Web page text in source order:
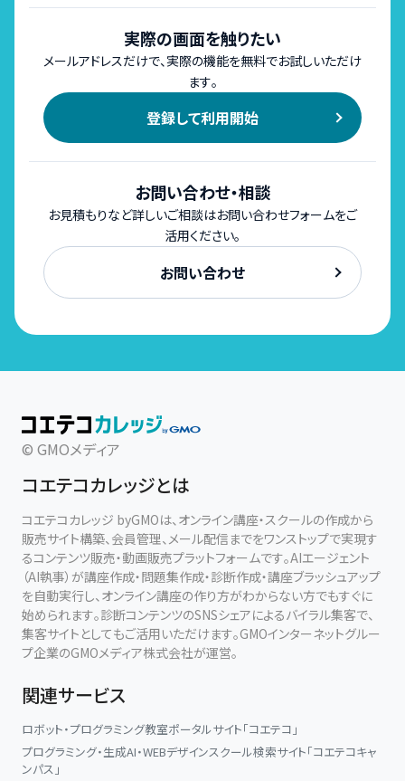
実際の画面を触りたい
メールアドレスだけで、実際の機能を無料でお試しいただけ
ます。
登録して利用開始
お問い合わせ・相談
お見積もりなど詳しいご相談はお問い合わせフォームをご
活用ください。
お問い合わせ
© GMOメディア
コエテコカレッジとは
コエテコカレッジ byGMOは、オンライン講座・スクールの作成から
販売サイト構築、会員管理、メール配信までをワンストップで実現す
るコンテンツ販売・動画販売プラットフォームです。AIエージェント
（AI執事）が講座作成・問題集作成・診断作成・講座ブラッシュアップ
を自動実行し、オンライン講座の作り方がわからない方でもすぐに
始められます。診断コンテンツのSNSシェアによるバイラル集客で、
集客サイトとしてもご活用いただけます。GMOインターネットグルー
プ企業のGMOメディア株式会社が運営。
関連サービス
ロボット・プログラミング教室ポータルサイト「コエテコ」
プログラミング・生成AI・WEBデザインスクール検索サイト「コエテコキャ
ンパス」